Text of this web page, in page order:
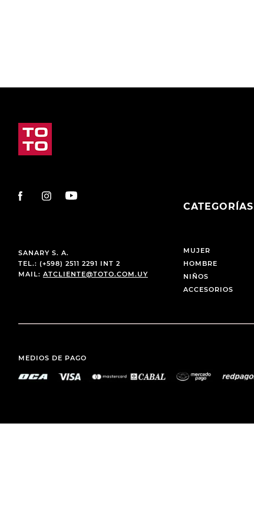
SANARY S. A.
TEL.: (+598) 2511 2291 INT 2
MAIL: ATCLIENTE@TOTO.COM.UY
CATEGORÍAS
MUJER
HOMBRE
NIÑOS
ACCESORIOS
MEDIOS DE PAGO